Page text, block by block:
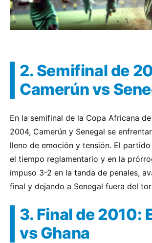
2. Semifinal de
Camerún vs
En la semifinal de la Copa Africana
2004, Camerún y Senegal se
lleno de emoción y tensión. El
el tiempo reglamentario y en la
impuso 3-2 en la tanda de penales,
final y dejando a Senegal fuera del
3. Final de 2010:
vs Ghana